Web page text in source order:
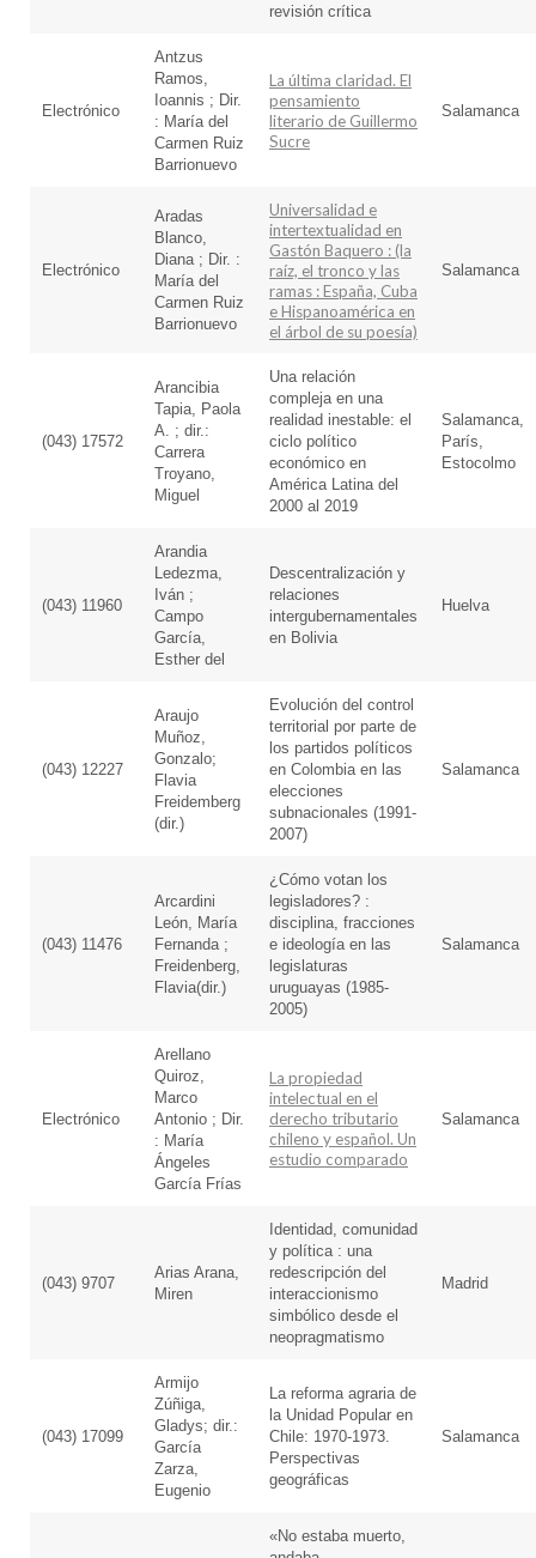
revisión crítica
Electrónico
Antzus
Ramos,
Ioannis ; Dir.
: María del
Carmen Ruiz
Barrionuevo
La última claridad. El
pensamiento
literario de Guillermo
Sucre
Salamanca
Electrónico
Aradas
Blanco,
Diana ; Dir. :
María del
Carmen Ruiz
Barrionuevo
Universalidad e
intertextualidad en
Gastón Baquero : (la
raíz, el tronco y las
ramas : España, Cuba
e Hispanoamérica en
el árbol de su poesía)
Salamanca
(043) 17572
Arancibia
Tapia, Paola
A. ; dir.:
Carrera
Troyano,
Miguel
Una relación
compleja en una
realidad inestable: el
ciclo político
económico en
América Latina del
2000 al 2019
Salamanca,
París,
Estocolmo
(043) 11960
Arandia
Ledezma,
Iván ;
Campo
García,
Esther del
Descentralización y
relaciones
intergubernamentales
en Bolivia
Huelva
(043) 12227
Araujo
Muñoz,
Gonzalo;
Flavia
Freidemberg
(dir.)
Evolución del control
territorial por parte de
los partidos políticos
en Colombia en las
elecciones
subnacionales (1991-
2007)
Salamanca
(043) 11476
Arcardini
León, María
Fernanda ;
Freidenberg,
Flavia(dir.)
¿Cómo votan los
legisladores? :
disciplina, fracciones
e ideología en las
legislaturas
uruguayas (1985-
2005)
Salamanca
Electrónico
Arellano
Quiroz,
Marco
Antonio ; Dir.
: María
Ángeles
García Frías
La propiedad
intelectual en el
derecho tributario
chileno y español. Un
estudio comparado
Salamanca
(043) 9707
Arias Arana,
Miren
Identidad, comunidad
y política : una
redescripción del
interaccionismo
simbólico desde el
neopragmatismo
Madrid
(043) 17099
Armijo
Zúñiga,
Gladys; dir.:
García
Zarza,
Eugenio
La reforma agraria de
la Unidad Popular en
Chile: 1970-1973.
Perspectivas
geográficas
Salamanca
«No estaba muerto,